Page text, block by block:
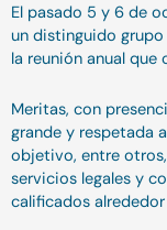
El pasado 5 y 6 de
un distinguido
la reunión anual que
Meritas, con
grande y respetada
objetivo, entre
servicios legales y
calificados